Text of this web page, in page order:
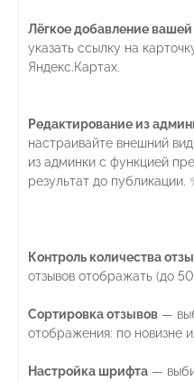
Лёгкое добавление
указать ссылку на
Яндекс.Картах.
Редактирование из
настраивайте внешний
из админки с функцией
результат до публикации.
Контроль количества
отзывов отображать (до
Сортировка отзывов —
отображения: по новизне
Настройка шрифта —